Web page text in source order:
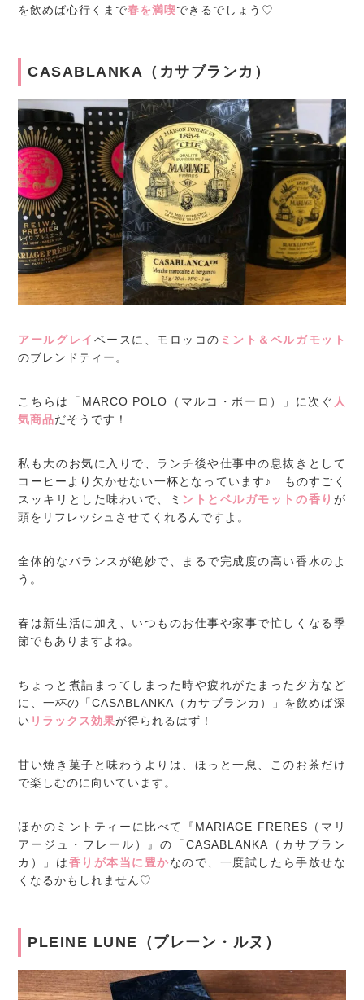
を飲めば心行くまで春を満喫できるでしょう♡
CASABLANKA（カサブランカ）
アールグレイ ベースに、モロッコの ミント＆ベルガモット
のブレンドティー。
こちらは「MARCO POLO（マルコ・ポーロ）」に次ぐ 人
気商品だそうです！
私も大のお気に入りで、ランチ後や仕事中の息抜きとして
コーヒーより欠かせない一杯となっています♪ ものすごく
スッキリとした味わいで、ミ ントとベルガモットの香り が
頭をリフレッシュさせてくれるんですよ。
全体的なバランスが絶妙で、まるで完成度の高い香水のよ
う。
春は新生活に加え、いつものお仕事や家事で忙しくなる季
節でもありますよね。
ちょっと煮詰まってしまった時や疲れがたまった夕方など
に、一杯の「CASABLANKA（カサブランカ）」を飲めば深
い リラックス効果が得られるはず！
甘い焼き菓子と味わうよりは、ほっと一息、このお茶だけ
で楽しむのに向いています。
ほかのミントティーに比べて『MARIAGE FRERES（マリ
アージュ・フレール）』の「CASABLANKA（カサブラン
カ）」は香りが本当に豊かなので、一度試したら手放せな
くなるかもしれません♡
PLEINE LUNE（プレーン・ルヌ）